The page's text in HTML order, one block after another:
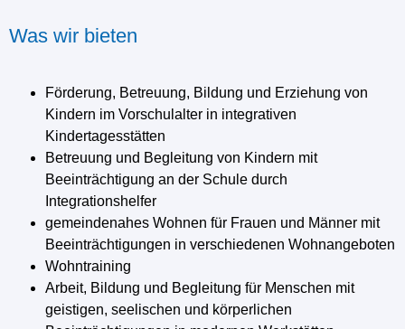
Was wir bieten
Förderung, Betreuung, Bildung und Erziehung von
Kindern im Vorschulalter in integrativen
Kindertagesstätten
Betreuung und Begleitung von Kindern mit
Beeinträchtigung an der Schule durch
Integrationshelfer
gemeindenahes Wohnen für Frauen und Männer mit
Beeinträchtigungen in verschiedenen Wohnangeboten
Wohntraining
Arbeit, Bildung und Begleitung für Menschen mit
geistigen, seelischen und körperlichen